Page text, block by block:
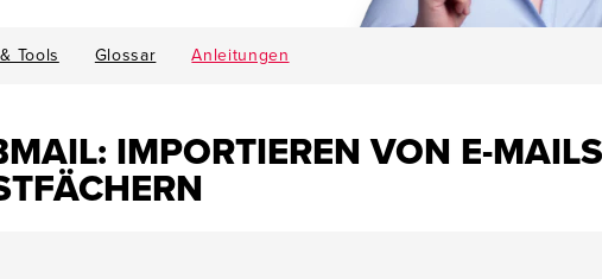
Tools Glossar Anleitungen
IMPORTIEREN VON E-MAILS